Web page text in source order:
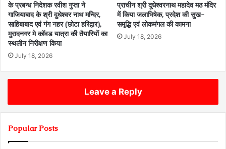
के प्रबन्ध निदेशक रवीश गुप्ता ने
गाजियाबाद के श्री दुधेश्वर नाथ मन्दिर,
साहिबाबाद एवं गंग नहर (छोटा हरिद्वार),
मुरादनगर मे कॉवड यात्रा की तैयारियों का
स्थलीन निरीक्षण किया
July 18, 2026
प्राचीन श्री दूधेश्वरनाथ महादेव मठ मंदिर
में किया जलाभिषेक, प्रदेश की सुख-
समृद्धि एवं लोकमंगल की कामना
July 18, 2026
Leave a Reply
Popular Posts